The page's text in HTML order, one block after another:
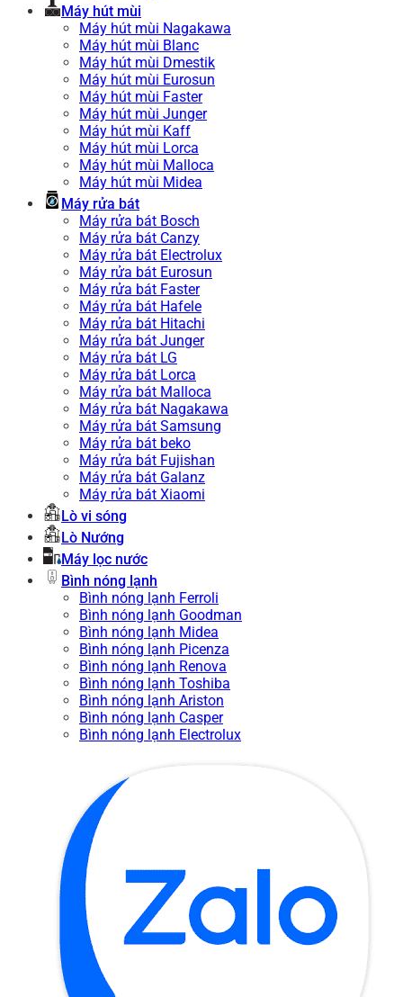
Máy hút mùi
Máy hút mùi Nagakawa
Máy hút mùi Blanc
Máy hút mùi Dmestik
Máy hút mùi Eurosun
Máy hút mùi Faster
Máy hút mùi Junger
Máy hút mùi Kaff
Máy hút mùi Lorca
Máy hút mùi Malloca
Máy hút mùi Midea
Máy rửa bát
Máy rửa bát Bosch
Máy rửa bát Canzy
Máy rửa bát Electrolux
Máy rửa bát Eurosun
Máy rửa bát Faster
Máy rửa bát Hafele
Máy rửa bát Hitachi
Máy rửa bát Junger
Máy rửa bát LG
Máy rửa bát Lorca
Máy rửa bát Malloca
Máy rửa bát Nagakawa
Máy rửa bát Samsung
Máy rửa bát beko
Máy rửa bát Fujishan
Máy rửa bát Galanz
Máy rửa bát Xiaomi
Lò vi sóng
Lò Nướng
Máy lọc nước
Bình nóng lạnh
Bình nóng lạnh Ferroli
Bình nóng lạnh Goodman
Bình nóng lạnh Midea
Bình nóng lạnh Picenza
Bình nóng lạnh Renova
Bình nóng lạnh Toshiba
Bình nóng lạnh Ariston
Bình nóng lạnh Casper
Bình nóng lạnh Electrolux